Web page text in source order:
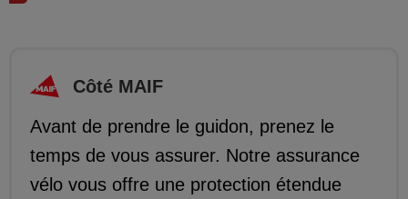
Côté MAIF
Avant de prendre le guidon, prenez le
temps de vous assurer. Notre assurance
vélo vous offre une protection étendue